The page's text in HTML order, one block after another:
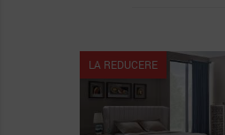
LA REDUCERE